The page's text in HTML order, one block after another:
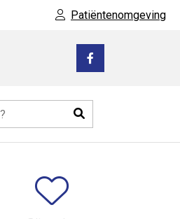
Patiëntenomgeving
Bezoek
facebook
Zoeken